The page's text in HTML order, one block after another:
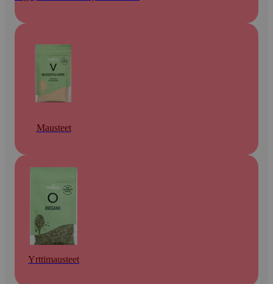
Mausteet
Yrttimausteet